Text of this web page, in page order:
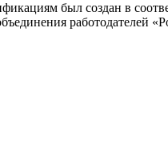
был создан в